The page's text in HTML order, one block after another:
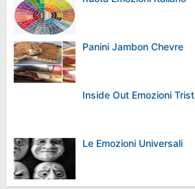
Panini Jambon Chevre
Inside Out Emozioni
Le Emozioni Universali